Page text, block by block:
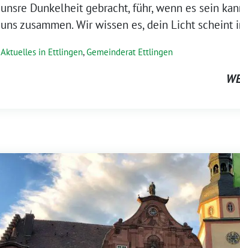
unsre Dunkelheit gebracht, führ, wenn es sein
uns zusammen. Wir wissen es, dein Licht scheint
Aktuelles in Ettlingen,Gemeinderat Ettlingen